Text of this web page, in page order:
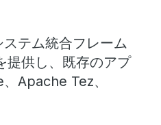
テム統合フレーム
提供し、既存のアプ
Apache Tez、